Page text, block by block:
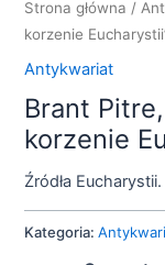
Strona główna /
korzenie
Antykwariat
Brant
korzenie
Źródła Eucharystii.
Kategoria: